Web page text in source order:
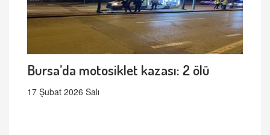
Bursa’da motosiklet kazası: 2 ölü
17 Şubat 2026 Salı